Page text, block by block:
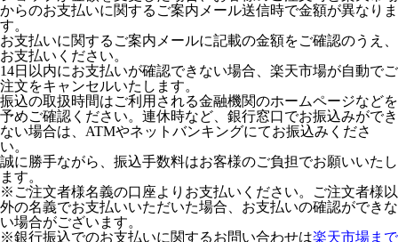
からのお支払いに関するご案内メール送信時で金額が異なりま
す。
お支払いに関するご案内メールに記載の金額をご確認のうえ、
お支払いください。
14日以内にお支払いが確認できない場合、楽天市場が自動でご
注文をキャンセルいたします。
振込の取扱時間はご利用される金融機関のホームページなどを
予めご確認ください。連休時など、銀行窓口でお振込みができ
ない場合は、ATMやネットバンキングにてお振込みくださ
い。
誠に勝手ながら、振込手数料はお客様のご負担でお願いいたし
ます。
※ご注文者様名義の口座よりお支払いください。ご注文者様以
外の名義でお支払いいただいた場合、お支払いの確認ができな
い場合がございます。
※銀行振込でのお支払いに関するお問い合わせは楽天市場まで